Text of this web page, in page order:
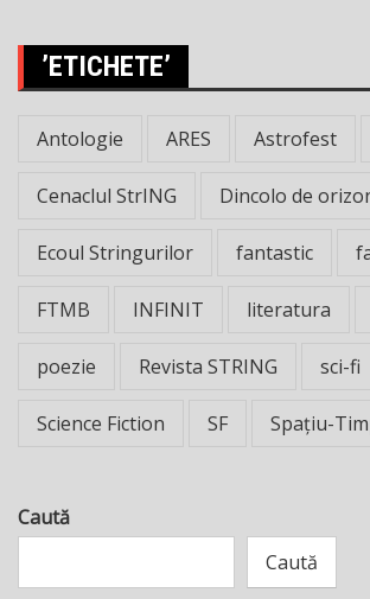
’ETICHETE’
Antologie ARES Astrofest
Cenaclul StrING Dincolo de
Ecoul Stringurilor fantastic
FTMB INFINIT literatura
poezie Revista STRING sci-fi
Science Fiction SF Spațiu-
Caută
Caută